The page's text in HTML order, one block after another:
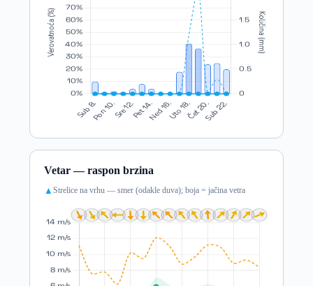
Vetar — raspon brzina
▲ Strelice na vrhu — smer (odakle duva); boja = jačina vetra